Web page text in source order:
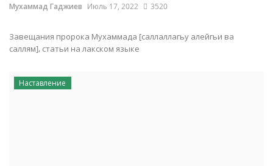
Мухаммад Гаджиев Июль 17, 2022 3520
Завещания пророка Мухаммада [саллаллагьу алейгьи ва
саллям], статьи на лакском языке
Наставление